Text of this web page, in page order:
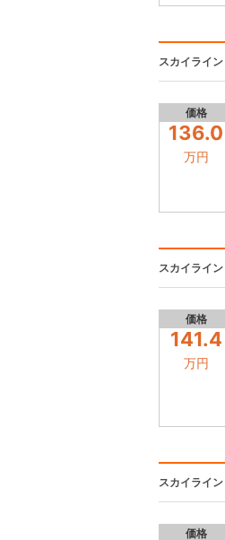
スカイライン
価格
136.0
万円
スカイライン
価格
141.4
万円
スカイライン
価格